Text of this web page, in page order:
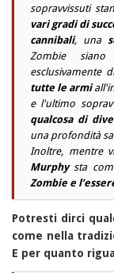
sopravvissuti
vari gradi di
cannibali, una
Zombie
esclusivamente
tutte le armi
e l'ultimo
qualcosa di
una profondità
Inoltre, mentre
Murphysta
Zombie e
Potresti dirci
come nella
E per quanto